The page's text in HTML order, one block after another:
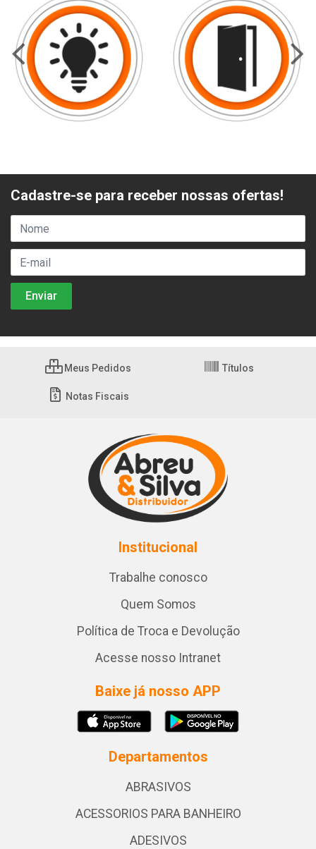
Cadastre-se para receber nossas ofertas!
Meus Pedidos Títulos
Notas Fiscais
Institucional
Trabalhe conosco
Quem Somos
Política de Troca e Devolução
Acesse nosso Intranet
Baixe já nosso APP
Departamentos
ABRASIVOS
ACESSORIOS PARA BANHEIRO
ADESIVOS